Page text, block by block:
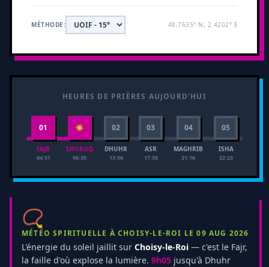
MÉTHODE: 48.7635° N, 2.4202° E
HEURES DE PRIÈRES AUJOURD'HUI
01
FAJR
04:51
☀
SHURUQ
06:35
02
DHUHR
13:56
03
ASR
17:58
04
MAGHRIB
21:16
05
ISHA
22:23
📿
MÉTÉO SPIRITUELLE À CHOISY-LE-ROI LE 09 AUG 2026
L'énergie du soleil jaillit sur Choisy-le-Roi — c'est le Fajr,
la faille d'où explose la lumière. 9h05 jusqu'à Dhuhr